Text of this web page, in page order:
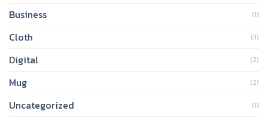
Business (1)
Cloth (3)
Digital (2)
Mug (2)
Uncategorized (1)